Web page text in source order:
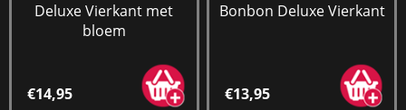
Deluxe Vierkant met
bloem
€14,95
Bonbon Deluxe Vierkant
€13,95